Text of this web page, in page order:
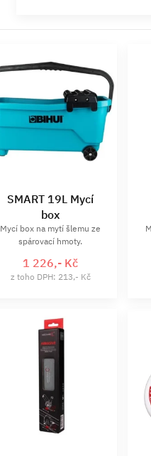
SMART 19L Mycí
box
Mycí box na mytí šlemu ze
spárovací hmoty.
1 226,- Kč
z toho DPH: 213,- Kč